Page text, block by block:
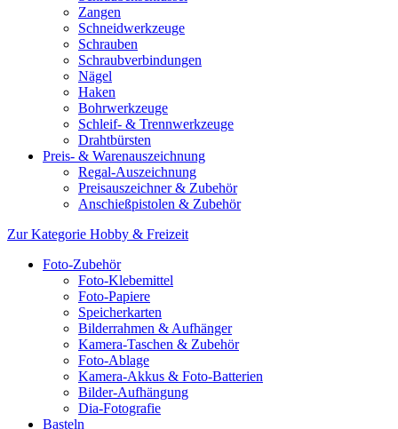
Zangen
Schneidwerkzeuge
Schrauben
Schraubverbindungen
Nägel
Haken
Bohrwerkzeuge
Schleif- & Trennwerkzeuge
Drahtbürsten
Preis- & Warenauszeichnung
Regal-Auszeichnung
Preisauszeichner & Zubehör
Anschießpistolen & Zubehör
Zur Kategorie Hobby & Freizeit
Foto-Zubehör
Foto-Klebemittel
Foto-Papiere
Speicherkarten
Bilderrahmen & Aufhänger
Kamera-Taschen & Zubehör
Foto-Ablage
Kamera-Akkus & Foto-Batterien
Bilder-Aufhängung
Dia-Fotografie
Basteln